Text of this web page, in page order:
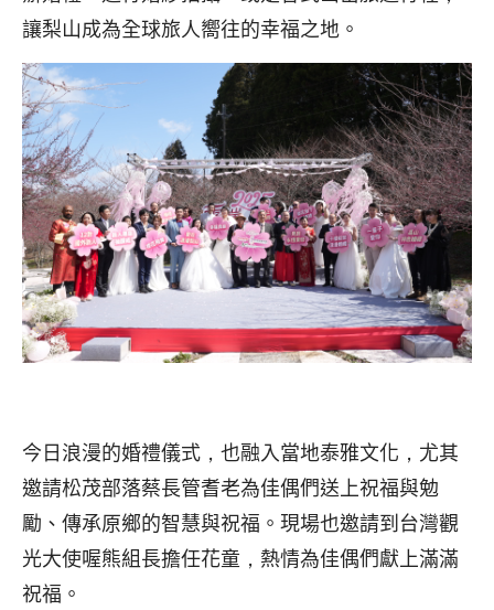
讓梨山成為全球旅人嚮往的幸福之地。
今日浪漫的婚禮儀式，也融入當地泰雅文化，尤其
邀請松茂部落蔡長管耆老為佳偶們送上祝福與勉
勵、傳承原鄉的智慧與祝福。現場也邀請到台灣觀
光大使喔熊組長擔任花童，熱情為佳偶們獻上滿滿
祝福。